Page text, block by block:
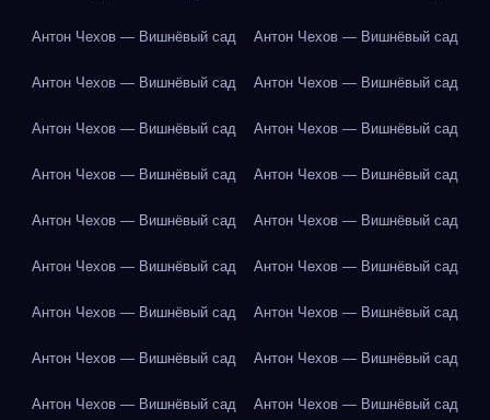
Антон Чехов — Вишнёвый сад Антон Чехов — Вишнёвый сад
Антон Чехов — Вишнёвый сад Антон Чехов — Вишнёвый сад
Антон Чехов — Вишнёвый сад Антон Чехов — Вишнёвый сад
Антон Чехов — Вишнёвый сад Антон Чехов — Вишнёвый сад
Антон Чехов — Вишнёвый сад Антон Чехов — Вишнёвый сад
Антон Чехов — Вишнёвый сад Антон Чехов — Вишнёвый сад
Антон Чехов — Вишнёвый сад Антон Чехов — Вишнёвый сад
Антон Чехов — Вишнёвый сад Антон Чехов — Вишнёвый сад
Антон Чехов — Вишнёвый сад Антон Чехов — Вишнёвый сад